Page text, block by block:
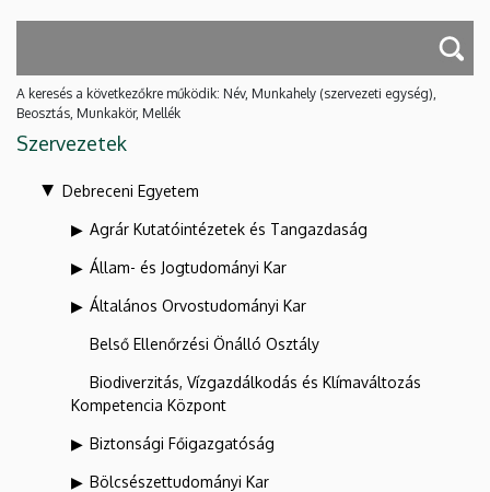
A keresés a következőkre működik: Név, Munkahely (szervezeti egység),
Beosztás, Munkakör, Mellék
Szervezetek
Debreceni Egyetem
Agrár Kutatóintézetek és Tangazdaság
Állam- és Jogtudományi Kar
Általános Orvostudományi Kar
Belső Ellenőrzési Önálló Osztály
Biodiverzitás, Vízgazdálkodás és Klímaváltozás
Kompetencia Központ
Biztonsági Főigazgatóság
Bölcsészettudományi Kar